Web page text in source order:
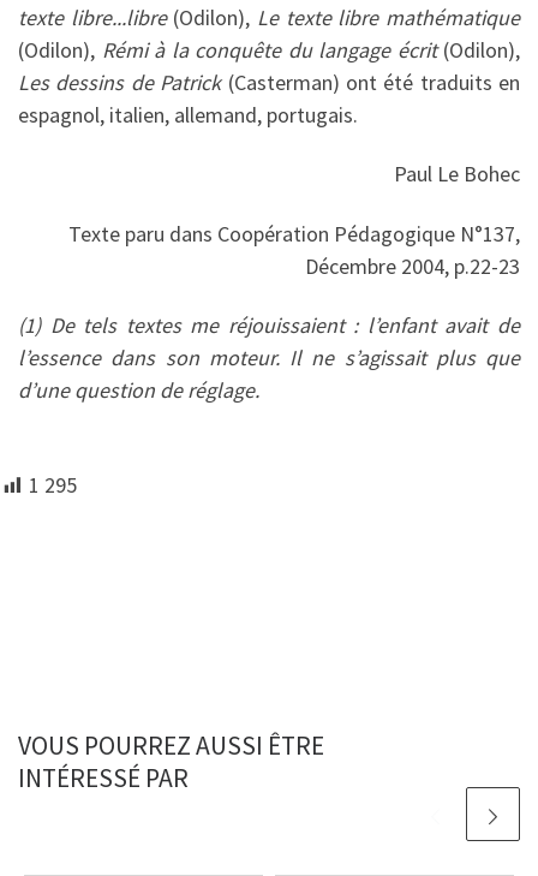
texte libre...libre(Odilon), Le texte libre mathématique
(Odilon), Rémi à la conquête du langage écrit(Odilon),
Les dessins de Patrick(Casterman) ont été traduits en
espagnol, italien, allemand, portugais.
Paul Le Bohec
Texte paru dans Coopération Pédagogique N°137,
Décembre 2004, p.22-23
(1) De tels textes me réjouissaient : l’enfant avait de
l’essence dans son moteur. Il ne s’agissait plus que
d’une question de réglage.
1 295
VOUS POURREZ AUSSI ÊTRE
INTÉRESSÉ PAR